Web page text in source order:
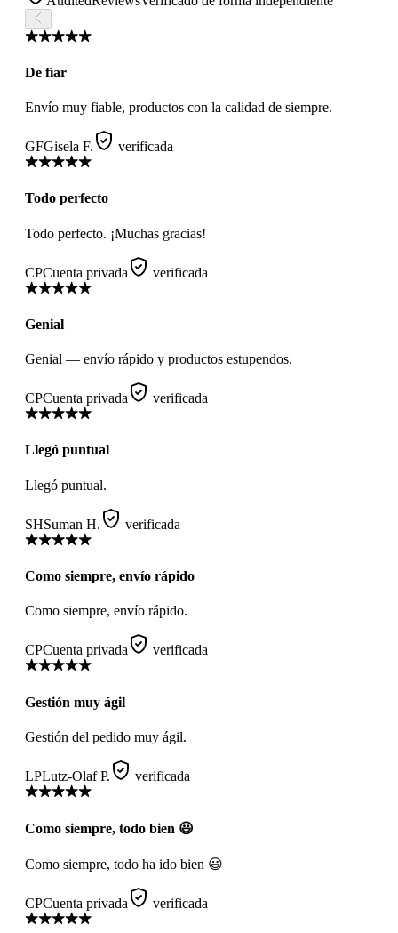
De fiar
Envío muy fiable, productos con la calidad de siempre.
GFGisela F. verificada
Todo perfecto
Todo perfecto. ¡Muchas gracias!
CPCuenta privada verificada
Genial
Genial — envío rápido y productos estupendos.
CPCuenta privada verificada
Llegó puntual
Llegó puntual.
SHSuman H. verificada
Como siempre, envío rápido
Como siempre, envío rápido.
CPCuenta privada verificada
Gestión muy ágil
Gestión del pedido muy ágil.
LPLutz-Olaf P. verificada
Como siempre, todo bien 😃
Como siempre, todo ha ido bien 😃
CPCuenta privada verificada